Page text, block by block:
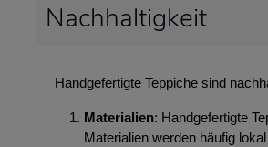
Nachhaltigkeit
Handgefertigte Teppiche sind
Materialien: Handgefertigte
Materialien werden häufig